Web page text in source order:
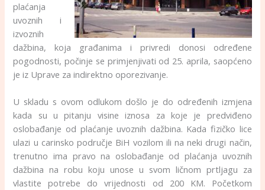
plaćanja
uvoznih i
izvoznih
dažbina, koja građanima i privredi donosi određene
pogodnosti, počinje se primjenjivati od 25. aprila, saopćeno
je iz Uprave za indirektno oporezivanje.
U skladu s ovom odlukom došlo je do određenih izmjena
kada su u pitanju visine iznosa za koje je predviđeno
oslobađanje od plaćanje uvoznih dažbina. Kada fizičko lice
ulazi u carinsko područje BiH vozilom ili na neki drugi način,
trenutno ima pravo na oslobađanje od plaćanja uvoznih
dažbina na robu koju unose u svom ličnom prtljagu za
vlastite potrebe do vrijednosti od 200 KM. Početkom